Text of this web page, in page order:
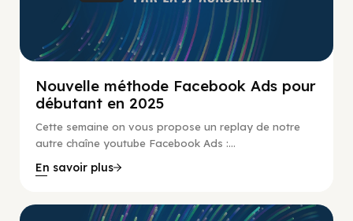
Nouvelle méthode Facebook Ads pour
débutant en 2025
Cette semaine on vous propose un replay de notre
autre chaîne youtube Facebook Ads :...
En savoir plus